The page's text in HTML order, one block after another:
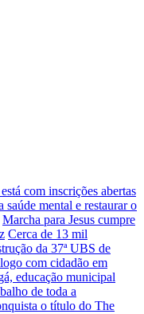
com inscrições abertas
saúde mental e restaurar o
Marcha para Jesus cumpre
Cerca de 13 mil
da 37ª UBS de
com cidadão em
educação municipal
de toda a
o título do The